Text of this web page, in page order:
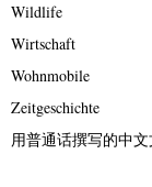
Wildlife
Wirtschaft
Wohnmobile
Zeitgeschichte
用普通话撰写的中